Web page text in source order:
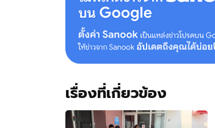
เรื่องที่เกี่ยวข้อง